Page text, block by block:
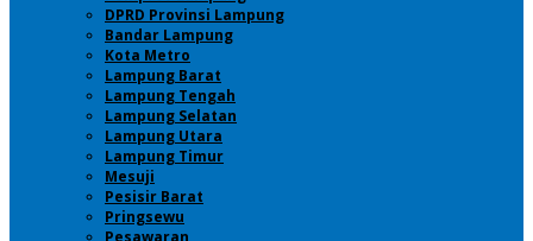
DPRD Provinsi Lampung
Bandar Lampung
Kota Metro
Lampung Barat
Lampung Tengah
Lampung Selatan
Lampung Utara
Lampung Timur
Mesuji
Pesisir Barat
Pringsewu
Pesawaran